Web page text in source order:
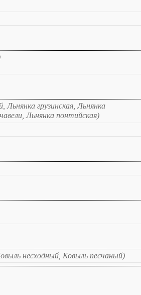
грузинская, Льнянка
Льнянка понтийская)
несходный, Ковыль песчаный)